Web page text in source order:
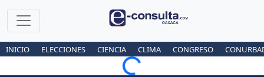
INICIO ELECCIONES CIENCIA CLIMA CONGRESO